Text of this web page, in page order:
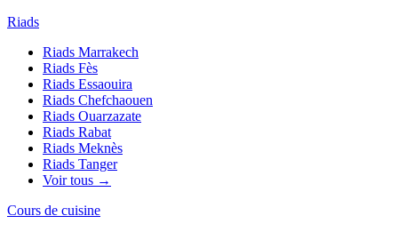
Riads
Riads Marrakech
Riads Fès
Riads Essaouira
Riads Chefchaouen
Riads Ouarzazate
Riads Rabat
Riads Meknès
Riads Tanger
Voir tous →
Cours de cuisine